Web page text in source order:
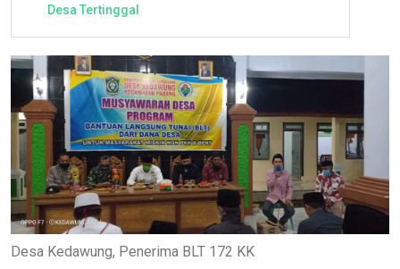
Desa Tertinggal
Desa Kedawung, Penerima BLT 172 KK